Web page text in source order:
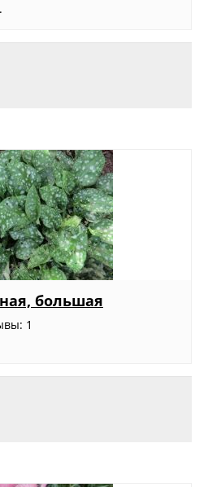
большая
1